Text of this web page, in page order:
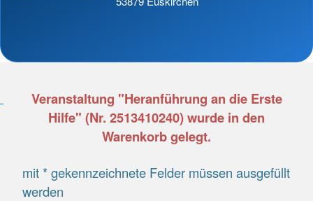
Veranstaltung "Heranführung an die Erste
Hilfe" (Nr. 2513410240) wurde in den
Warenkorb gelegt.
mit * gekennzeichnete Felder müssen ausgefüllt
werden